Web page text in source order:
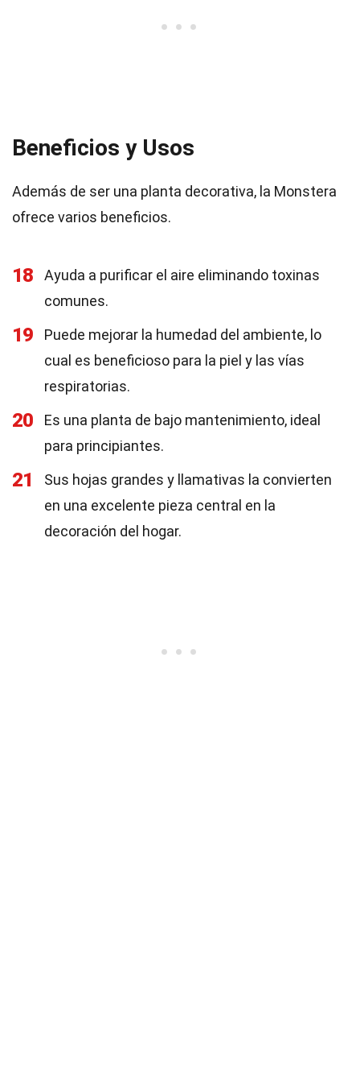
Beneficios y Usos
Además de ser una planta decorativa, la Monstera
ofrece varios beneficios.
18
Ayuda a purificar el aire eliminando toxinas
comunes.
19
Puede mejorar la humedad del ambiente, lo
cual es beneficioso para la piel y las vías
respiratorias.
20
Es una planta de bajo mantenimiento, ideal
para principiantes.
21
Sus hojas grandes y llamativas la convierten
en una excelente pieza central en la
decoración del hogar.